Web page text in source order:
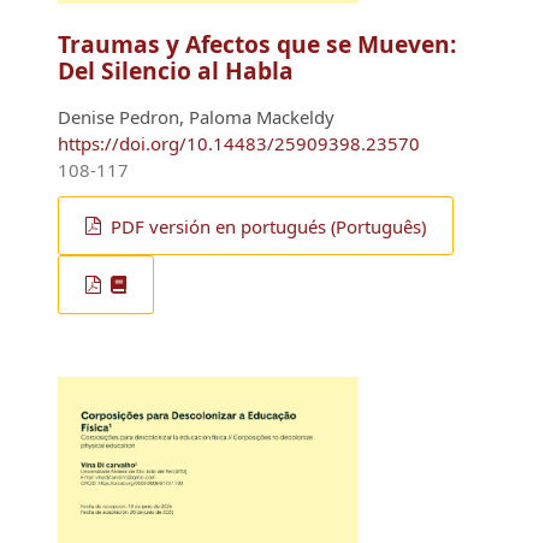
Traumas y Afectos que se Mueven:
Denise Pedron, Paloma Mackeldy
https://doi.org/10.14483/25909398.23570
PDF versión en portugués (Português)